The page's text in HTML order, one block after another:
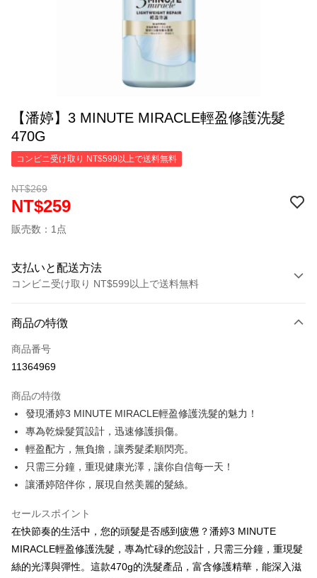
【潘婷】3 MINUTE MIRACLE輕盈修護洗髮
470G
コンビニ受け取り NT$599以上で送料無料
NT$269
NT$259
販売数：1点
支払いと配送方法
コンビニ受け取り NT$599以上で送料無料
クレジットカード1回払い
コンビニ店頭代金引換
Apple Pay
JKOPAY
Easy Wallet
Google Pay
AFTEE代金後払い
説明
一、 AFTEE代金後払いについて
1.お支払い方法でAFTEE代金後払いを選択すると、携帯電話認証ウィンド
ウが表示されます。
商品の特徴
商品番号
11364969
商品の特徴
發現潘婷3 MINUTE MIRACLE輕盈修護洗髮的魅力！
專為乾燥髮質設計，迅速修護損傷。
輕盈配方，無負擔，讓秀髮柔順閃亮。
只需三分鐘，重現健康光澤，讓你自信每一天！
讓潘婷陪伴你，展現自然美麗的髮絲。
セールスポイント
在快節奏的生活中，您的頭髮是否感到疲憊？潘婷3 MINUTE
MIRACLE輕盈修護洗髮，專為忙碌的您設計，只需三分鐘，重現髮
絲的光澤與彈性。這款470g的洗髮產品，富含修護精華，能深入滋